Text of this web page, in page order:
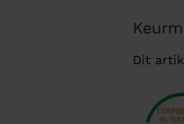
Dit